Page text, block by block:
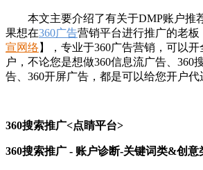
本文主要介绍了有关于DMP账户推
果想在360广告营销平台进行推广的老板
宣网络】，专业于360广告营销，可以
户，不论您是想做360信息流广告、360
告、360开屏广告，都是可以给您开户代
360搜索推广<点睛平台>
360搜索推广 - 账户诊断-关键词类&创意